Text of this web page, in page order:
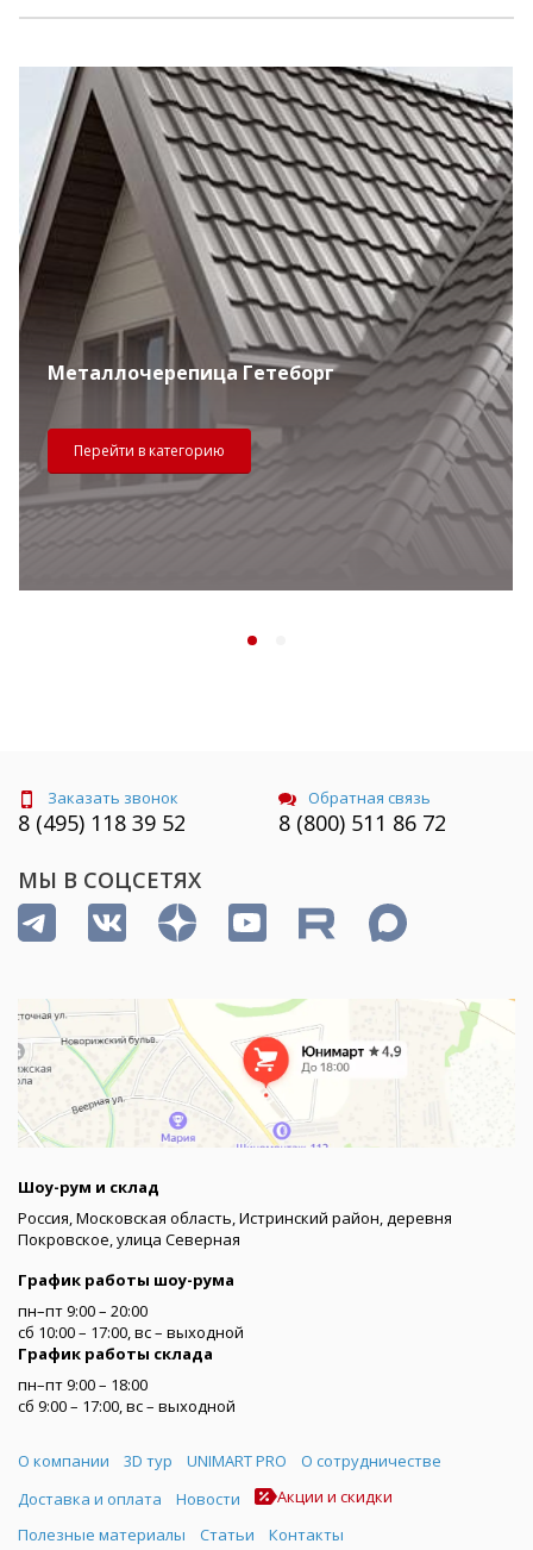
Металлочерепица Гетеборг
Перейти в категорию
Заказать звонок
8 (495) 118 39 52
Обратная связь
8 (800) 511 86 72
МЫ В СОЦСЕТЯХ
Шоу-рум и склад
Россия, Московская область, Истринский район, деревня
Покровское, улица Северная
График работы шоу-рума
пн–пт 9:00 – 20:00
сб 10:00 – 17:00, вс – выходной
График работы склада
пн–пт 9:00 – 18:00
сб 9:00 – 17:00, вс – выходной
Меню
О компании 3D тур UNIMART PRO
О сотрудничестве
Доставка и оплата
Новости
Акции и скидки
Полезные материалы
Статьи Контакты